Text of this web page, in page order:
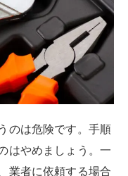
ては、最低2人を確
用安全靴、安全